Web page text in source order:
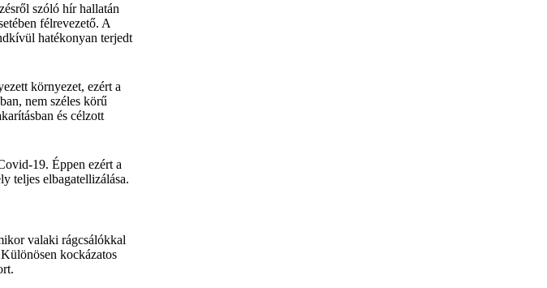
szóló hír hallatán
félrevezető. A
hatékonyan terjedt
környezet, ezért a
nem széles körű
és célzott
19. Éppen ezért a
teljes elbagatellizálása.
valaki rágcsálókkal
kockázatos